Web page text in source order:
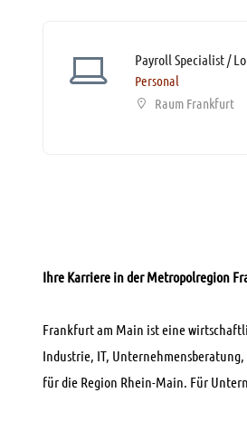
Personal
Raum Frankfurt
Ihre Karriere in der Metropolregion
Frankfurt am Main ist eine
Industrie, IT,
für die Region Rhein-Main. Für